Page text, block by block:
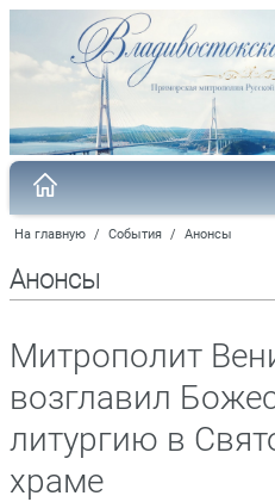
На главную / События / Анонсы
Анонсы
Митрополит
возглавил
литургию в
храме